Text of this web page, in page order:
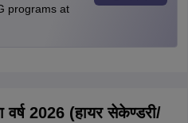
programs at
वर्ष 2026 (हायर सेकेण्डरी/